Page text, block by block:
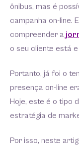
ônibus, mas é
campanha on-line.
compreender a
o seu cliente está
Portanto, já foi o
presença on-line
Hoje, este é o tipo
estratégia de
Por isso, neste